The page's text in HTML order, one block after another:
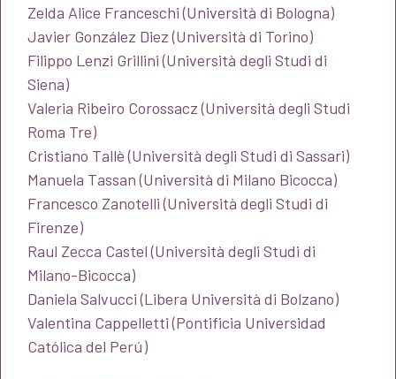
Zelda Alice Franceschi (Università di Bologna)
Javier González Diez (Università di Torino)
Filippo Lenzi Grillini (Università degli Studi di
Siena)
Valeria Ribeiro Corossacz (Università degli Studi
Roma Tre)
Cristiano Tallè (Università degli Studi di Sassari)
Manuela Tassan (Università di Milano Bicocca)
Francesco Zanotelli (Università degli Studi di
Firenze)
Raul Zecca Castel (Università degli Studi di
Milano-Bicocca)
Daniela Salvucci (Libera Università di Bolzano)
Valentina Cappelletti (Pontificia Universidad
Católica del Perú)